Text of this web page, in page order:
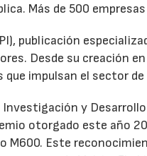
Más de 500
publicación
Desde su creación
impulsan el sector
y
otorgado este año
M600. Este